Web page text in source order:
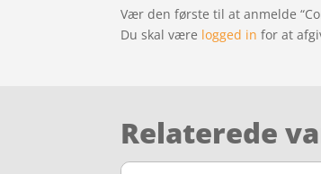
Vær den første til at anmelde
Du skal være logged in for at
Relaterede